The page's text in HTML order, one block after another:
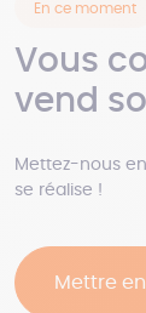
En ce moment
Vous
vend
Mettez-nous
se réalise !
Mettre